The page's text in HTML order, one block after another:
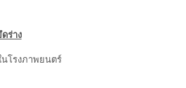
ร่าง
โรงภาพยนตร์